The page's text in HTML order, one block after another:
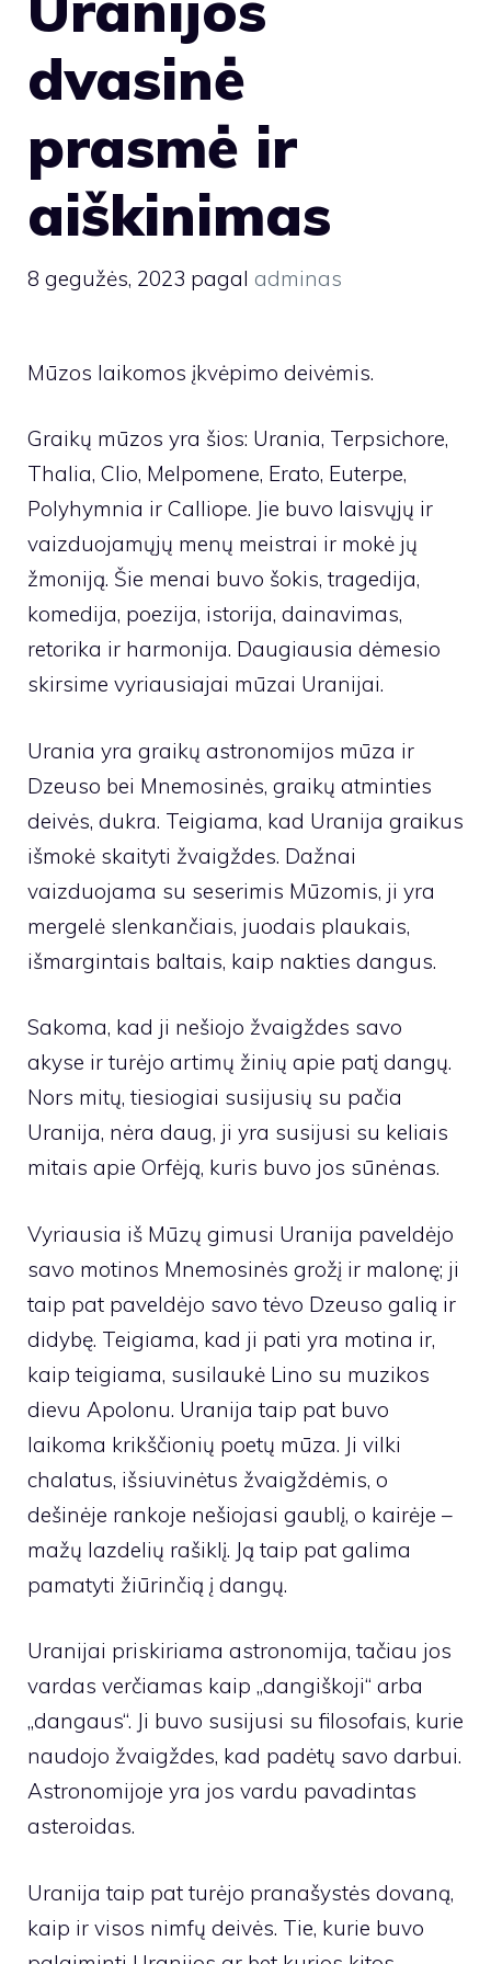
dvasinė
prasmė ir
aiškinimas
8 gegužės, 2023 pagal adminas
Mūzos laikomos įkvėpimo deivėmis.
Graikų mūzos yra šios: Urania, Terpsichore,
Thalia, Clio, Melpomene, Erato, Euterpe,
Polyhymnia ir Calliope. Jie buvo laisvųjų ir
vaizduojamųjų menų meistrai ir mokė jų
žmoniją. Šie menai buvo šokis, tragedija,
komedija, poezija, istorija, dainavimas,
retorika ir harmonija. Daugiausia dėmesio
skirsime vyriausiajai mūzai Uranijai.
Urania yra graikų astronomijos mūza ir
Dzeuso bei Mnemosinės, graikų atminties
deivės, dukra. Teigiama, kad Uranija graikus
išmokė skaityti žvaigždes. Dažnai
vaizduojama su seserimis Mūzomis, ji yra
mergelė slenkančiais, juodais plaukais,
išmargintais baltais, kaip nakties dangus.
Sakoma, kad ji nešiojo žvaigždes savo
akyse ir turėjo artimų žinių apie patį dangų.
Nors mitų, tiesiogiai susijusių su pačia
Uranija, nėra daug, ji ​​yra susijusi su keliais
mitais apie Orfėją, kuris buvo jos sūnėnas.
Vyriausia iš Mūzų gimusi Uranija paveldėjo
savo motinos Mnemosinės grožį ir malonę; ji
taip pat paveldėjo savo tėvo Dzeuso galią ir
didybę. Teigiama, kad ji pati yra motina ir,
kaip teigiama, susilaukė Lino su muzikos
dievu Apolonu. Uranija taip pat buvo
laikoma krikščionių poetų mūza. Ji vilki
chalatus, išsiuvinėtus žvaigždėmis, o
dešinėje rankoje nešiojasi gaublį, o kairėje –
mažų lazdelių rašiklį. Ją taip pat galima
pamatyti žiūrinčią į dangų.
Uranijai priskiriama astronomija, tačiau jos
vardas verčiamas kaip „dangiškoji“ arba
„dangaus“. Ji buvo susijusi su filosofais, kurie
naudojo žvaigždes, kad padėtų savo darbui.
Astronomijoje yra jos vardu pavadintas
asteroidas.
Uranija taip pat turėjo pranašystės dovaną,
kaip ir visos nimfų deivės. Tie, kurie buvo